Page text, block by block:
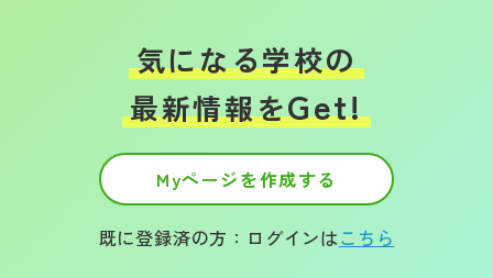
気になる学校の
最新情報をGet!
Myページを作成する
既に登録済の方：ログインはこちら